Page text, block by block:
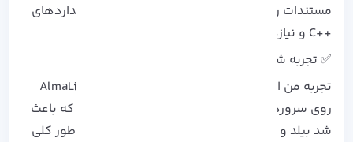
مستندات رسمی را برای تطبیق نسخه GCC با استانداردهای
++C و نیازهای پروژه مطالعه کنید.
✅ تجربه شخصی من:
تجربه من این بود که برای پروژه‌ های بزرگ از AlmaLinux
روی سرورهای لینوکسی
آذرسیس استفاده کردم که باعث
شد بیلد و نصب برنامه‌ ها سریع‌ تر پیش برود، به‌ طور کلی